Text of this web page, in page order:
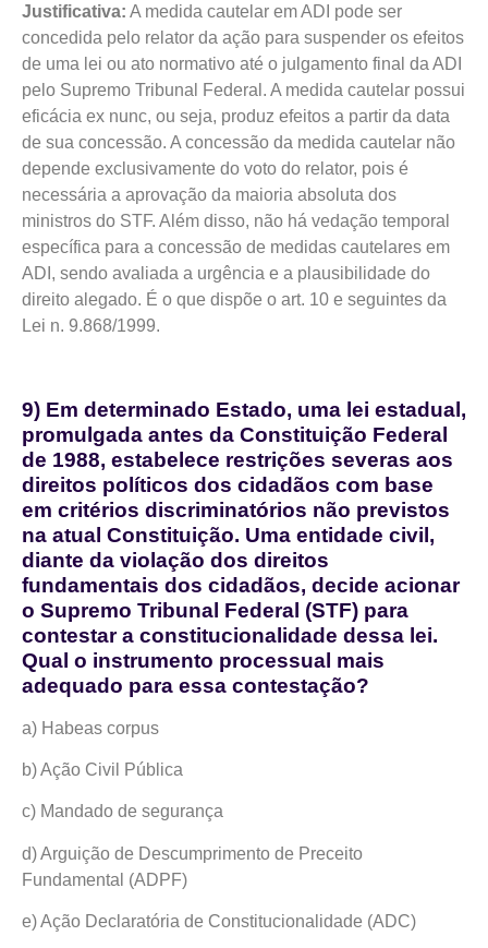
Justificativa: A medida cautelar em ADI pode ser
concedida pelo relator da ação para suspender os efeitos
de uma lei ou ato normativo até o julgamento final da ADI
pelo Supremo Tribunal Federal. A medida cautelar possui
eficácia ex nunc, ou seja, produz efeitos a partir da data
de sua concessão. A concessão da medida cautelar não
depende exclusivamente do voto do relator, pois é
necessária a aprovação da maioria absoluta dos
ministros do STF. Além disso, não há vedação temporal
específica para a concessão de medidas cautelares em
ADI, sendo avaliada a urgência e a plausibilidade do
direito alegado. É o que dispõe o art. 10 e seguintes da
Lei n. 9.868/1999.
9) Em determinado Estado, uma lei estadual,
promulgada antes da Constituição Federal
de 1988, estabelece restrições severas aos
direitos políticos dos cidadãos com base
em critérios discriminatórios não previstos
na atual Constituição. Uma entidade civil,
diante da violação dos direitos
fundamentais dos cidadãos, decide acionar
o Supremo Tribunal Federal (STF) para
contestar a constitucionalidade dessa lei.
Qual o instrumento processual mais
adequado para essa contestação?
a) Habeas corpus
b) Ação Civil Pública
c) Mandado de segurança
d) Arguição de Descumprimento de Preceito
Fundamental (ADPF)
e) Ação Declaratória de Constitucionalidade (ADC)